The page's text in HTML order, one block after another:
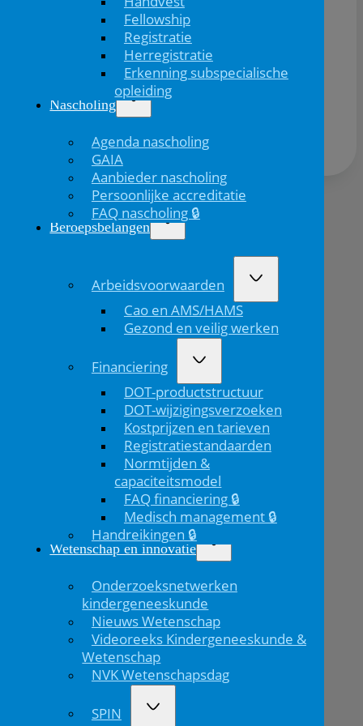
Fellowship
Registratie
Herregistratie
Erkenning subspecialische
opleiding
Nascholing
Agenda nascholing
GAIA
Aanbieder nascholing
Persoonlijke accreditatie
FAQ nascholing 🔒
Beroepsbelangen
Arbeidsvoorwaarden
Cao en AMS/HAMS
Gezond en veilig werken
Financiering
DOT-productstructuur
DOT-wijzigingsverzoeken
Kostprijzen en tarieven
Registratiestandaarden
Normtijden &
capaciteitsmodel
FAQ financiering 🔒
Medisch management 🔒
Handreikingen 🔒
Wetenschap en innovatie
Onderzoeksnetwerken
kindergeneeskunde
Nieuws Wetenschap
Videoreeks Kindergeneeskunde &
Wetenschap
NVK Wetenschapsdag
SPIN
Deel dit bericht via:
bericht